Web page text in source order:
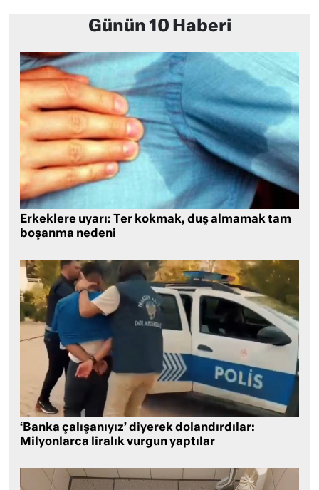
Günün 10 Haberi
Erkeklere uyarı: Ter kokmak, duş almamak tam
boşanma nedeni
‘Banka çalışanıyız’ diyerek dolandırdılar:
Milyonlarca liralık vurgun yaptılar